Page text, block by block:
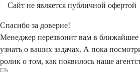
Cайт не является публичной офертой
Спасибо за доверие!
Менеджер перезвонит вам в
узнать о ваших задачах. А пока
ролик о том, как появилось наше